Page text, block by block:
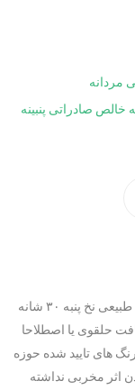
مردانه
خالص صادراتی پنبینه
محصول موجود تهیه شده از الیاف طبیعی نخ پنبه ۳۰ شانه
حلقوی یا اصطلاحا
های تایید شده حوزه
اثر مخربی نداشته